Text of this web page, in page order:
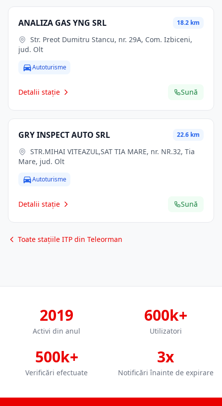
ANALIZA GAS YNG SRL 18.2 km
jud. Olt
Autoturisme
Detalii stație Sună
GRY INSPECT AUTO SRL 22.6 km
Mare, jud. Olt
Autoturisme
Detalii stație Sună
Toate stațiile ITP din Teleorman
2019
Activi din anul
600k+
Utilizatori
500k+
Verificări efectuate
3x
Notificări înainte de expirare